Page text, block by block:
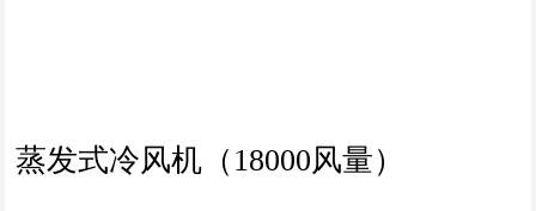
蒸发式冷风机（18000风量）